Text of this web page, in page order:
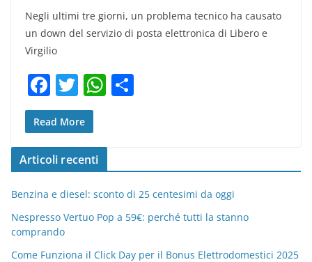
Negli ultimi tre giorni, un problema tecnico ha causato
un down del servizio di posta elettronica di Libero e
Virgilio
F
a
c
e
b
o
o
k
T
w
itt
er
W
s
A
p
p
vi
di
Read More
Articoli recenti
Benzina e diesel: sconto di 25 centesimi da oggi
Nespresso Vertuo Pop a 59€: perché tutti la stanno
comprando
Come Funziona il Click Day per il Bonus Elettrodomestici 2025